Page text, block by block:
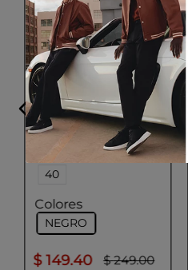
ADOLFO DOMINGUEZ
Falda Mujer Negro
Talla
38
40
Colores
NEGRO
$ 149.40 $ 249.00